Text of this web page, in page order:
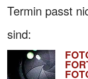
Termin passt
sind: